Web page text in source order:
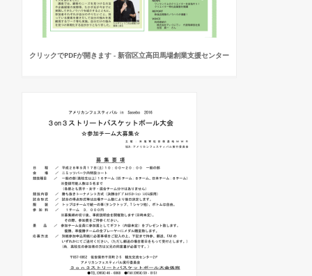
クリックでPDFが開きます - 新宿区立高田馬場創業支援センター